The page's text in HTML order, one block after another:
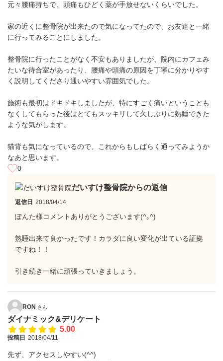
元々腰痛持ちで、頭痛もひどく薬が手放せないくらいでした。
家の近くに整骨院が出来たので気になってたので、お友達と一緒
に行ってみることにしました。
整骨院に行ったことがなく不安もありましたが、院内にカフェみ
たいな待合室があったり、腰痛や頭痛の原因を丁寧に分かりやす
く説明してくださり通いやすい雰囲気でした。
施術も最初はドキドキしましたが、特にすごく痛いということも
なくしてもらった後はとてもスッキリして久しぶりに熟睡できた
ような気がします。
猫背も気になっているので、これからもしばらく通ってみようか
なあと思います。
0
だいすけ整骨院からの返信
返信日 2018/04/14
ぽんた様コメントありがとうございます(^｡^)
熟睡出来て良かったです！カラダに良い変化が出ている証拠
ですね！！
引き続き一緒に頑張っていきましょう。
RON さん
ダイナミック&デリケート
5.00
投稿日 2018/04/11
先ず、アクセスしやすい(^^)